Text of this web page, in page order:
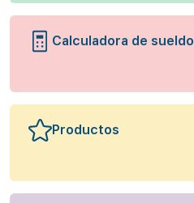
Calculadora de sueldo
Productos